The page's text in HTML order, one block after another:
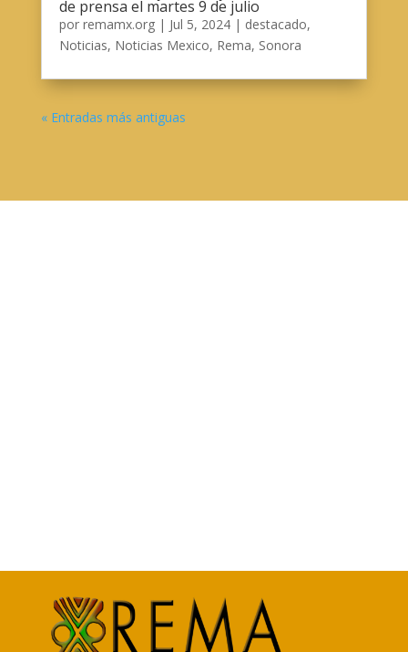
de prensa el martes 9 de julio
por remamx.org| Jul 5, 2024| destacado,
Noticias, Noticias Mexico, Rema, Sonora
« Entradas más antiguas